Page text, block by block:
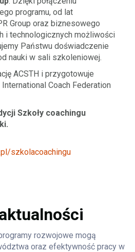
programu, od lat
Group oraz biznesowego
i technologicznych możliwości
Państwu doświadczenie
nauki w sali szkoleniowej.
ACSTH i przygotowuje
Coach Federation
Szkoły coachingu
szkolacoachingu
rozwojowe mogą
oraz efektywność pracy w